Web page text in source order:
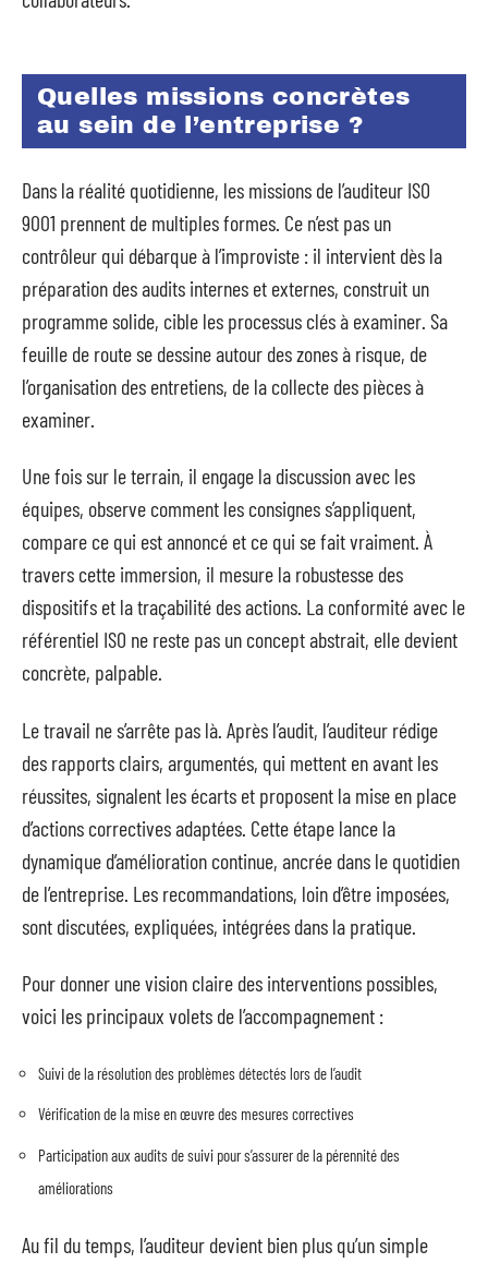
Quelles missions concrètes
au sein de l’entreprise ?
Dans la réalité quotidienne, les missions de l’auditeur ISO
9001 prennent de multiples formes. Ce n’est pas un
contrôleur qui débarque à l’improviste : il intervient dès la
préparation des audits internes et externes, construit un
programme solide, cible les processus clés à examiner. Sa
feuille de route se dessine autour des zones à risque, de
l’organisation des entretiens, de la collecte des pièces à
examiner.
Une fois sur le terrain, il engage la discussion avec les
équipes, observe comment les consignes s’appliquent,
compare ce qui est annoncé et ce qui se fait vraiment. À
travers cette immersion, il mesure la robustesse des
dispositifs et la traçabilité des actions. La conformité avec le
référentiel ISO ne reste pas un concept abstrait, elle devient
concrète, palpable.
Le travail ne s’arrête pas là. Après l’audit, l’auditeur rédige
des rapports clairs, argumentés, qui mettent en avant les
réussites, signalent les écarts et proposent la mise en place
d’actions correctives adaptées. Cette étape lance la
dynamique d’amélioration continue, ancrée dans le quotidien
de l’entreprise. Les recommandations, loin d’être imposées,
sont discutées, expliquées, intégrées dans la pratique.
Pour donner une vision claire des interventions possibles,
voici les principaux volets de l’accompagnement :
Suivi de la résolution des problèmes détectés lors de l’audit
Vérification de la mise en œuvre des mesures correctives
Participation aux audits de suivi pour s’assurer de la pérennité des
améliorations
Au fil du temps, l’auditeur devient bien plus qu’un simple